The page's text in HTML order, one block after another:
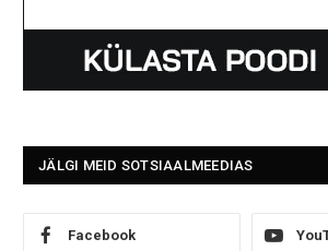
JÄLGI MEID SOTSIAALMEEDIAS
Facebook